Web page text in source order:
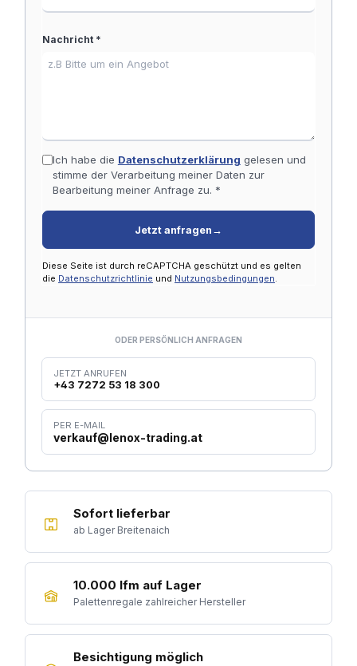
Nachricht *
Ich habe die Datenschutzerklärung gelesen und
stimme der Verarbeitung meiner Daten zur
Bearbeitung meiner Anfrage zu. *
Jetzt anfragen →
Diese Seite ist durch reCAPTCHA geschützt und es gelten
die Datenschutzrichtlinie und Nutzungsbedingungen.
ODER PERSÖNLICH ANFRAGEN
JETZT ANRUFEN
+43 7272 53 18 300
PER E-MAIL
verkauf@lenox-trading.at
Sofort lieferbar
ab Lager Breitenaich
10.000 lfm auf Lager
Palettenregale zahlreicher Hersteller
Besichtigung möglich